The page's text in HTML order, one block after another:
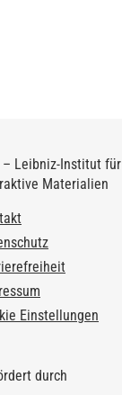
– Leibniz-Institut für
Materialien
Einstellungen
durch